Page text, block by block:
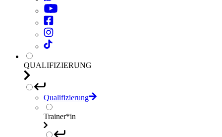
QUALIFIZIERUNG
Qualifizierung
Trainer*in